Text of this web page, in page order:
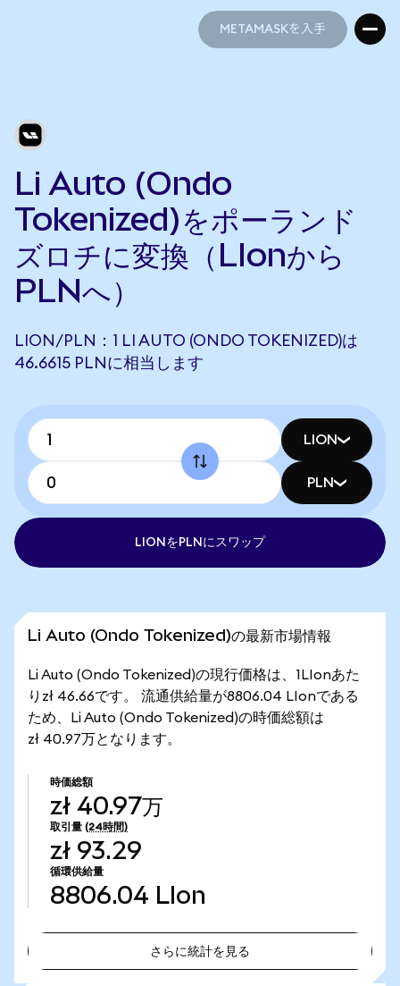
METAMASKを入手
Li Auto (Ondo
Tokenized)をポーランド
ズロチに変換（LIonから
PLNへ）
LION/PLN：1 LI AUTO (ONDO TOKENIZED)は
46.6615 PLNに相当します
LION
PLN
LIONをPLNにスワップ
Li Auto (Ondo Tokenized)の最新市場情報
Li Auto (Ondo Tokenized)の現行価格は、1LIonあた
りzł 46.66です。 流通供給量が8806.04 LIonである
ため、Li Auto (Ondo Tokenized)の時価総額は
zł 40.97万となります。
時価総額
zł 40.97万
取引量 (24時間)
zł 93.29
循環供給量
8806.04 LIon
さらに統計を見る